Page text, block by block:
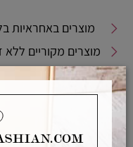
מוצרים באחראיות
מוצרים מקוריים ללא
משלוחים מהירים
אפשרויות החלפה /